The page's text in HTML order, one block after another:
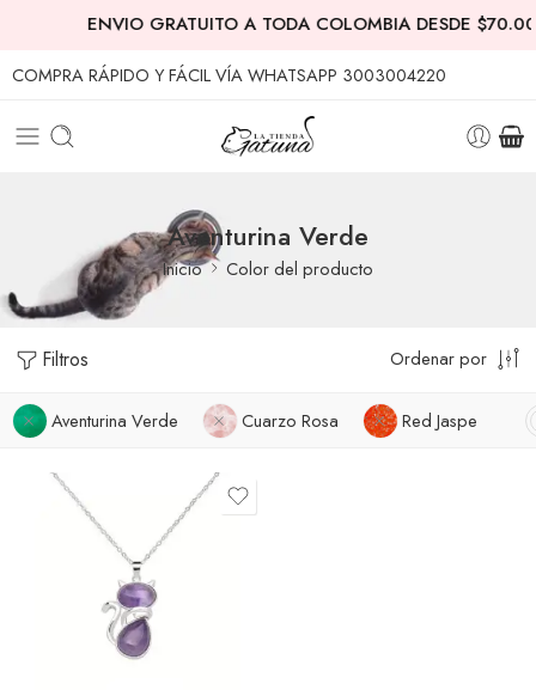
ENVIO GRATUITO A TODA COLOMBIA DESDE
COMPRA RÁPIDO Y FÁCIL VÍA WHATSAPP 3003004220
Aventurina Verde
Inicio Color del producto
Filtros Ordenar por
Aventurina Verde Cuarzo Rosa Red Jaspe